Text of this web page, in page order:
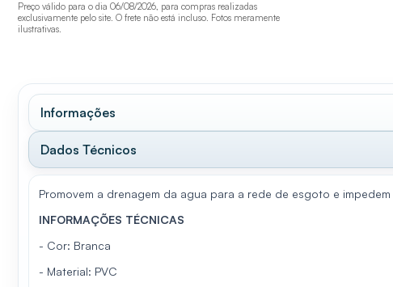
Preço válido para o dia 06/08/2026, para compras realizadas
exclusivamente pelo site. O frete não está incluso. Fotos meramente
ilustrativas.
Informações
Dados Técnicos
Promovem a drenagem da agua para a rede de esgoto e
INFORMAÇÕES TÉCNICAS
- Cor: Branca
- Material: PVC